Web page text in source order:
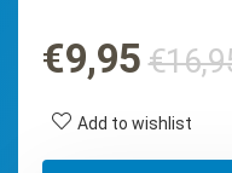
€
€9,95
Add to wishlist